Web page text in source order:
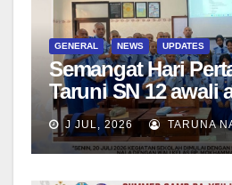
GENERAL NEWS UPDATES
Semangat Hari
Taruni SN 12 awali
bersama Wali
Asesmen
J JUL, 2026 TARUNA